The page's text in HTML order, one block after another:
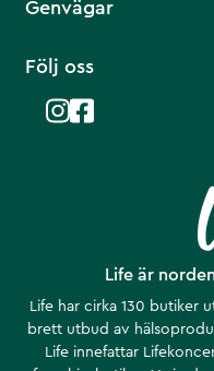
Life är
Life har cirka 130 butiker
brett utbud av
Life innefattar
Genvägar
Följ oss